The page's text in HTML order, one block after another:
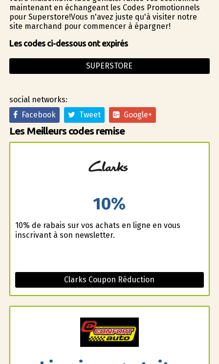
maintenant en échangeant les Codes Promotionnels
pour Superstore!Vous n'avez juste qu'à visiter notre
site marchand pour commencer à épargner!
Les codes ci-dessous ont expirés
SUPERSTORE
social networks:
Facebook
Tweet Google+
Les Meilleurs codes remise
10%
10% de rabais sur vos achats en ligne en vous
inscrivant à son newsletter.
Clarks Coupon Réduction